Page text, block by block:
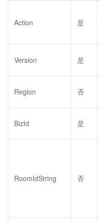
Action 是
Version 是
Region 否
BizId 是
RoomIdString 否